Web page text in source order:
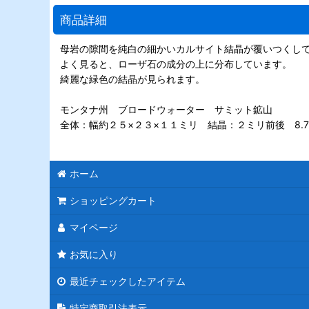
商品詳細
母岩の隙間を純白の細かいカルサイト結晶が覆いつくして
よく見ると、ローザ石の成分の上に分布しています。
綺麗な緑色の結晶が見られます。
モンタナ州 ブロードウォーター サミット鉱山
全体：幅約２５×２３×１１ミリ 結晶：２ミリ前後 8.7
ホーム
ショッピングカート
マイページ
お気に入り
最近チェックしたアイテム